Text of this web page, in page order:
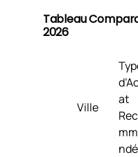
Tableau
2026
Ville
at
ndé